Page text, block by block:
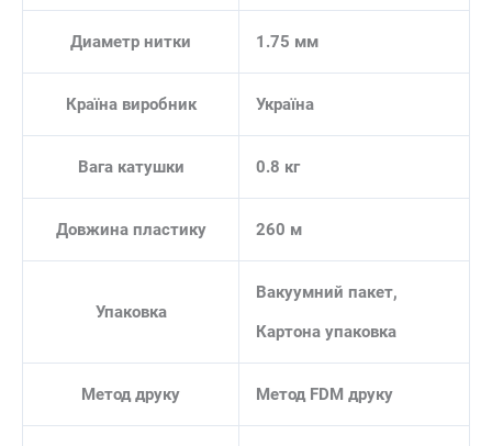
Диаметр нитки 1.75 мм
Країна виробник Україна
Вага катушки 0.8 кг
Довжина пластику 260 м
Упаковка
Вакуумний пакет,
Картона упаковка
Метод друку Метод FDM друку